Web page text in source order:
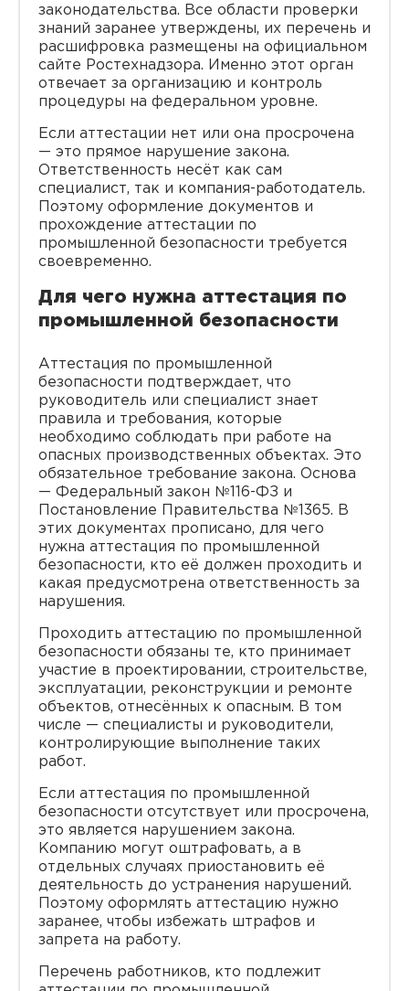
законодательства. Все области проверки
знаний заранее утверждены, их перечень и
расшифровка размещены на официальном
сайте Ростехнадзора. Именно этот орган
отвечает за организацию и контроль
процедуры на федеральном уровне.
Если аттестации нет или она просрочена
— это прямое нарушение закона.
Ответственность несёт как сам
специалист, так и компания-работодатель.
Поэтому оформление документов и
прохождение аттестации по
промышленной безопасности требуется
своевременно.
Для чего нужна аттестация по
промышленной безопасности
Аттестация по промышленной
безопасности подтверждает, что
руководитель или специалист знает
правила и требования, которые
необходимо соблюдать при работе на
опасных производственных объектах. Это
обязательное требование закона. Основа
— Федеральный закон №116-ФЗ и
Постановление Правительства №1365. В
этих документах прописано, для чего
нужна аттестация по промышленной
безопасности, кто её должен проходить и
какая предусмотрена ответственность за
нарушения.
Проходить аттестацию по промышленной
безопасности обязаны те, кто принимает
участие в проектировании, строительстве,
эксплуатации, реконструкции и ремонте
объектов, отнесённых к опасным. В том
числе — специалисты и руководители,
контролирующие выполнение таких
работ.
Если аттестация по промышленной
безопасности отсутствует или просрочена,
это является нарушением закона.
Компанию могут оштрафовать, а в
отдельных случаях приостановить её
деятельность до устранения нарушений.
Поэтому оформлять аттестацию нужно
заранее, чтобы избежать штрафов и
запрета на работу.
Перечень работников, кто подлежит